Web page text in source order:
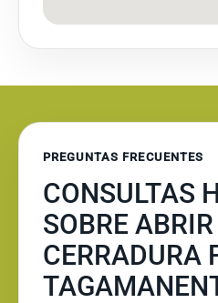
PREGUNTAS FRECUENTES
CONSULTAS
SOBRE ABRIR
CERRADURA